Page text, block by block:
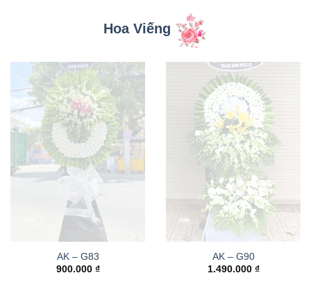
Hoa Viếng
AK – G83
900.000 ₫
AK – G90
1.490.000 ₫